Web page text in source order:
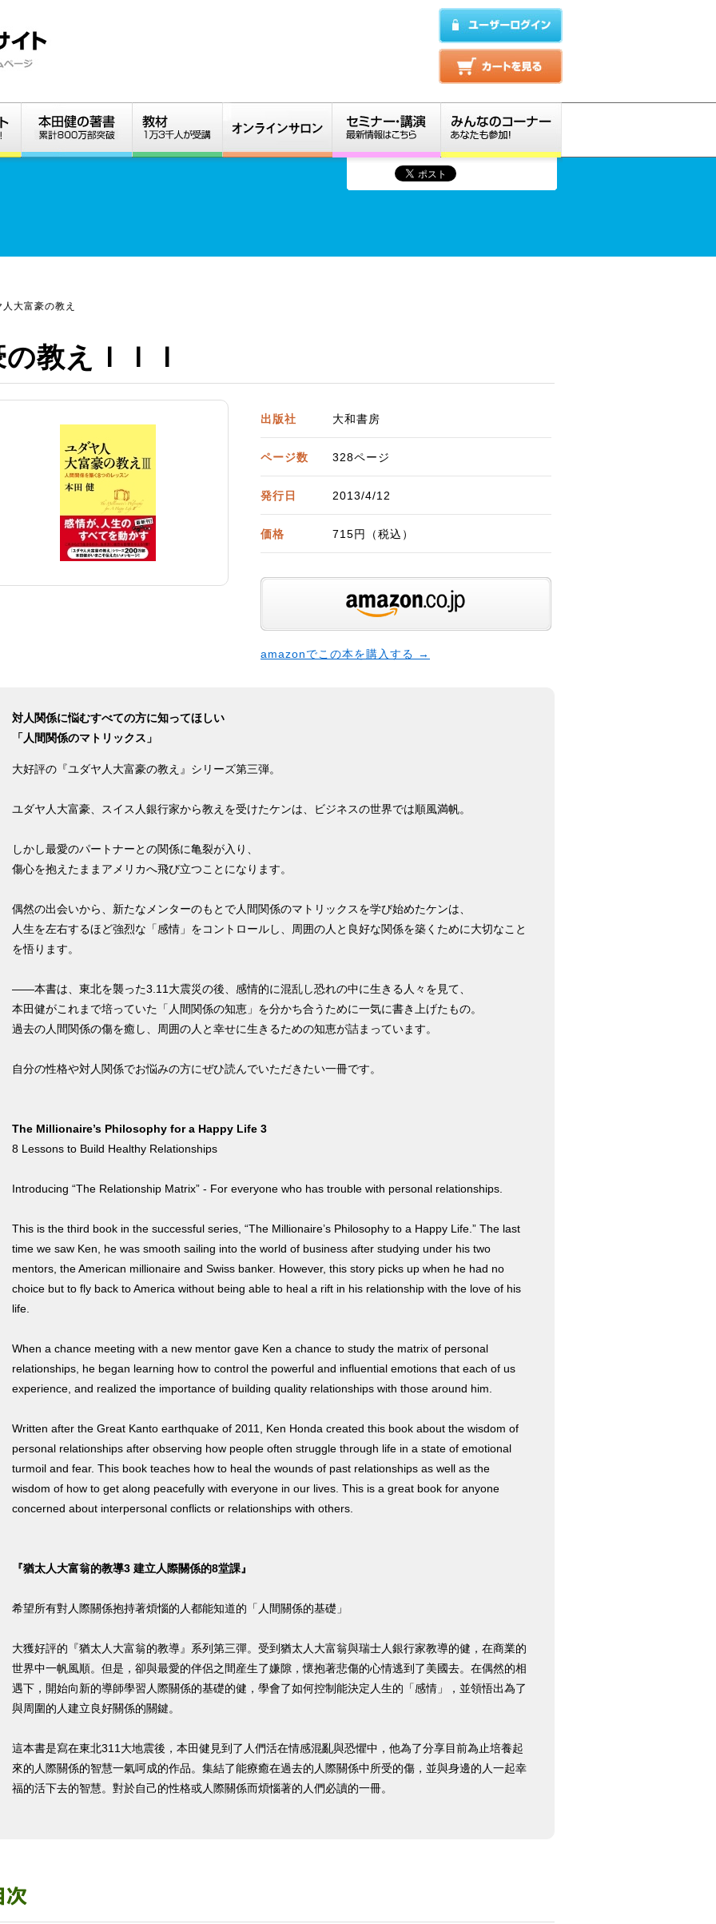
大富豪の教え
教えＩＩＩ
出版社 大和書房
ページ数 328ページ
発行日 2013/4/12
価格 715円（税込）
amazonでこの本を購入する →
対人関係に悩むすべての方に知ってほしい
「人間関係のマトリックス」
大好評の『ユダヤ人大富豪の教え』シリーズ第三弾。
ユダヤ人大富豪、スイス人銀行家から教えを受けたケンは、ビジネスの世界では順風満帆。
しかし最愛のパートナーとの関係に亀裂が入り、
傷心を抱えたままアメリカへ飛び立つことになります。
偶然の出会いから、新たなメンターのもとで人間関係のマトリックスを学び始めたケンは、
人生を左右するほど強烈な「感情」をコントロールし、周囲の人と良好な関係を築くために大切なこと
を悟ります。
――本書は、東北を襲った3.11大震災の後、感情的に混乱し恐れの中に生きる人々を見て、
本田健がこれまで培っていた「人間関係の知恵」を分かち合うために一気に書き上げたもの。
過去の人間関係の傷を癒し、周囲の人と幸せに生きるための知恵が詰まっています。
自分の性格や対人関係でお悩みの方にぜひ読んでいただきたい一冊です。
The Millionaire’s Philosophy for a Happy Life 3
8 Lessons to Build Healthy Relationships
Introducing “The Relationship Matrix” - For everyone who has trouble with personal relationships.
This is the third book in the successful series, “The Millionaire’s Philosophy to a Happy Life.” The last
time we saw Ken, he was smooth sailing into the world of business after studying under his two
mentors, the American millionaire and Swiss banker. However, this story picks up when he had no
choice but to fly back to America without being able to heal a rift in his relationship with the love of his
life.
When a chance meeting with a new mentor gave Ken a chance to study the matrix of personal
relationships, he began learning how to control the powerful and influential emotions that each of us
experience, and realized the importance of building quality relationships with those around him.
Written after the Great Kanto earthquake of 2011, Ken Honda created this book about the wisdom of
personal relationships after observing how people often struggle through life in a state of emotional
turmoil and fear. This book teaches how to heal the wounds of past relationships as well as the
wisdom of how to get along peacefully with everyone in our lives. This is a great book for anyone
concerned about interpersonal conflicts or relationships with others.
『猶太人大富翁的教導3 建立人際關係的8堂課』
希望所有對人際關係抱持著煩惱的人都能知道的「人間關係的基礎」
大獲好評的『猶太人大富翁的教導』系列第三彈。受到猶太人大富翁與瑞士人銀行家教導的健，在商業的
世界中一帆風順。但是，卻與最愛的伴侶之間産生了嫌隙，懷抱著悲傷的心情逃到了美國去。在偶然的相
遇下，開始向新的導師學習人際關係的基礎的健，學會了如何控制能決定人生的「感情」，並領悟出為了
與周圍的人建立良好關係的關鍵。
這本書是寫在東北311大地震後，本田健見到了人們活在情感混亂與恐懼中，他為了分享目前為止培養起
來的人際關係的智慧一氣呵成的作品。集結了能療癒在過去的人際關係中所受的傷，並與身邊的人一起幸
福的活下去的智慧。對於自己的性格或人際關係而煩惱著的人們必讀的一冊。